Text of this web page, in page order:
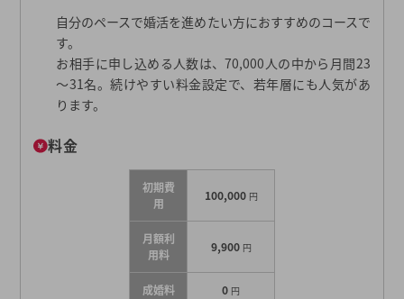
自分のペースで婚活を進めたい方におすすめのコースで
す。
お相手に申し込める人数は、70,000人の中から月間23
～31名。続けやすい料金設定で、若年層にも人気があ
ります。
料金
初期費
用
100,000 円
月額利
用料
9,900 円
成婚料 0 円